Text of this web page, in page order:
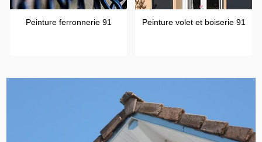
Peinture ferronnerie 91 Peinture volet et boiserie 91